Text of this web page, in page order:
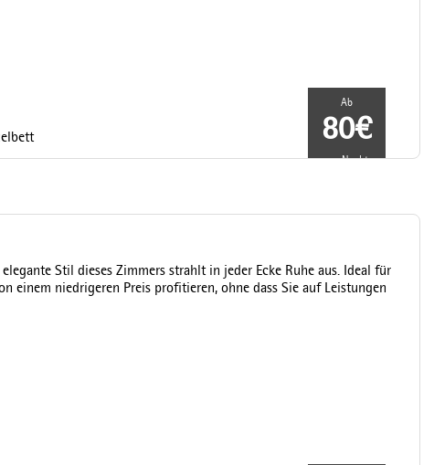
Ab
80€
pro Nacht
Stil dieses Zimmers strahlt in jeder Ecke Ruhe aus. Ideal für
einem niedrigeren Preis profitieren, ohne dass Sie auf Leistungen